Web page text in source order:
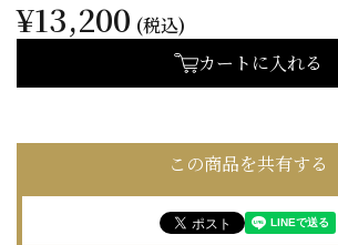
¥13,200 (税込)
カートに入れる
この商品を共有する